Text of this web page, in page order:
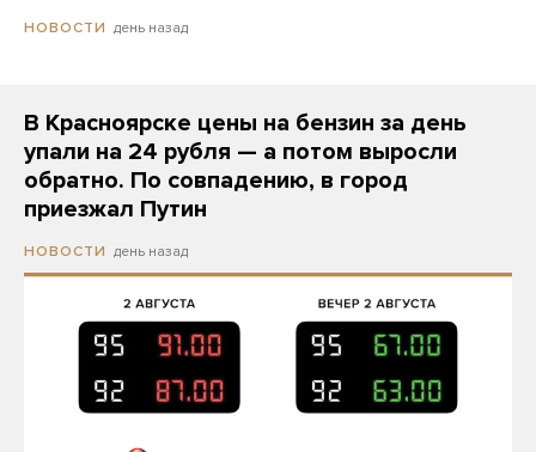
НОВОСТИ день назад
В Красноярске цены на бензин за день
упали на 24 рубля — а потом выросли
обратно. По совпадению, в город
приезжал Путин
НОВОСТИ день назад